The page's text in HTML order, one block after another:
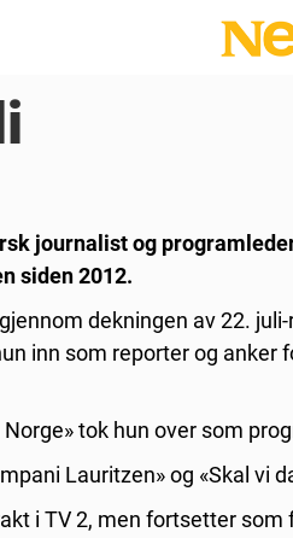
journalist og
siden 2012.
dekningen av 22.
inn som reporter og
tok hun over som
Lauritzen» og «Skal vi
i TV 2, men fortsetter